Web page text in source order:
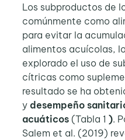
Los subproductos de
comúnmente como
para evitar la
alimentos acuícolas,
explorado el uso de
cítricas como
resultado se ha
y desempeño
acuáticos (Tabla 1 ).
Salem et al. (2019)